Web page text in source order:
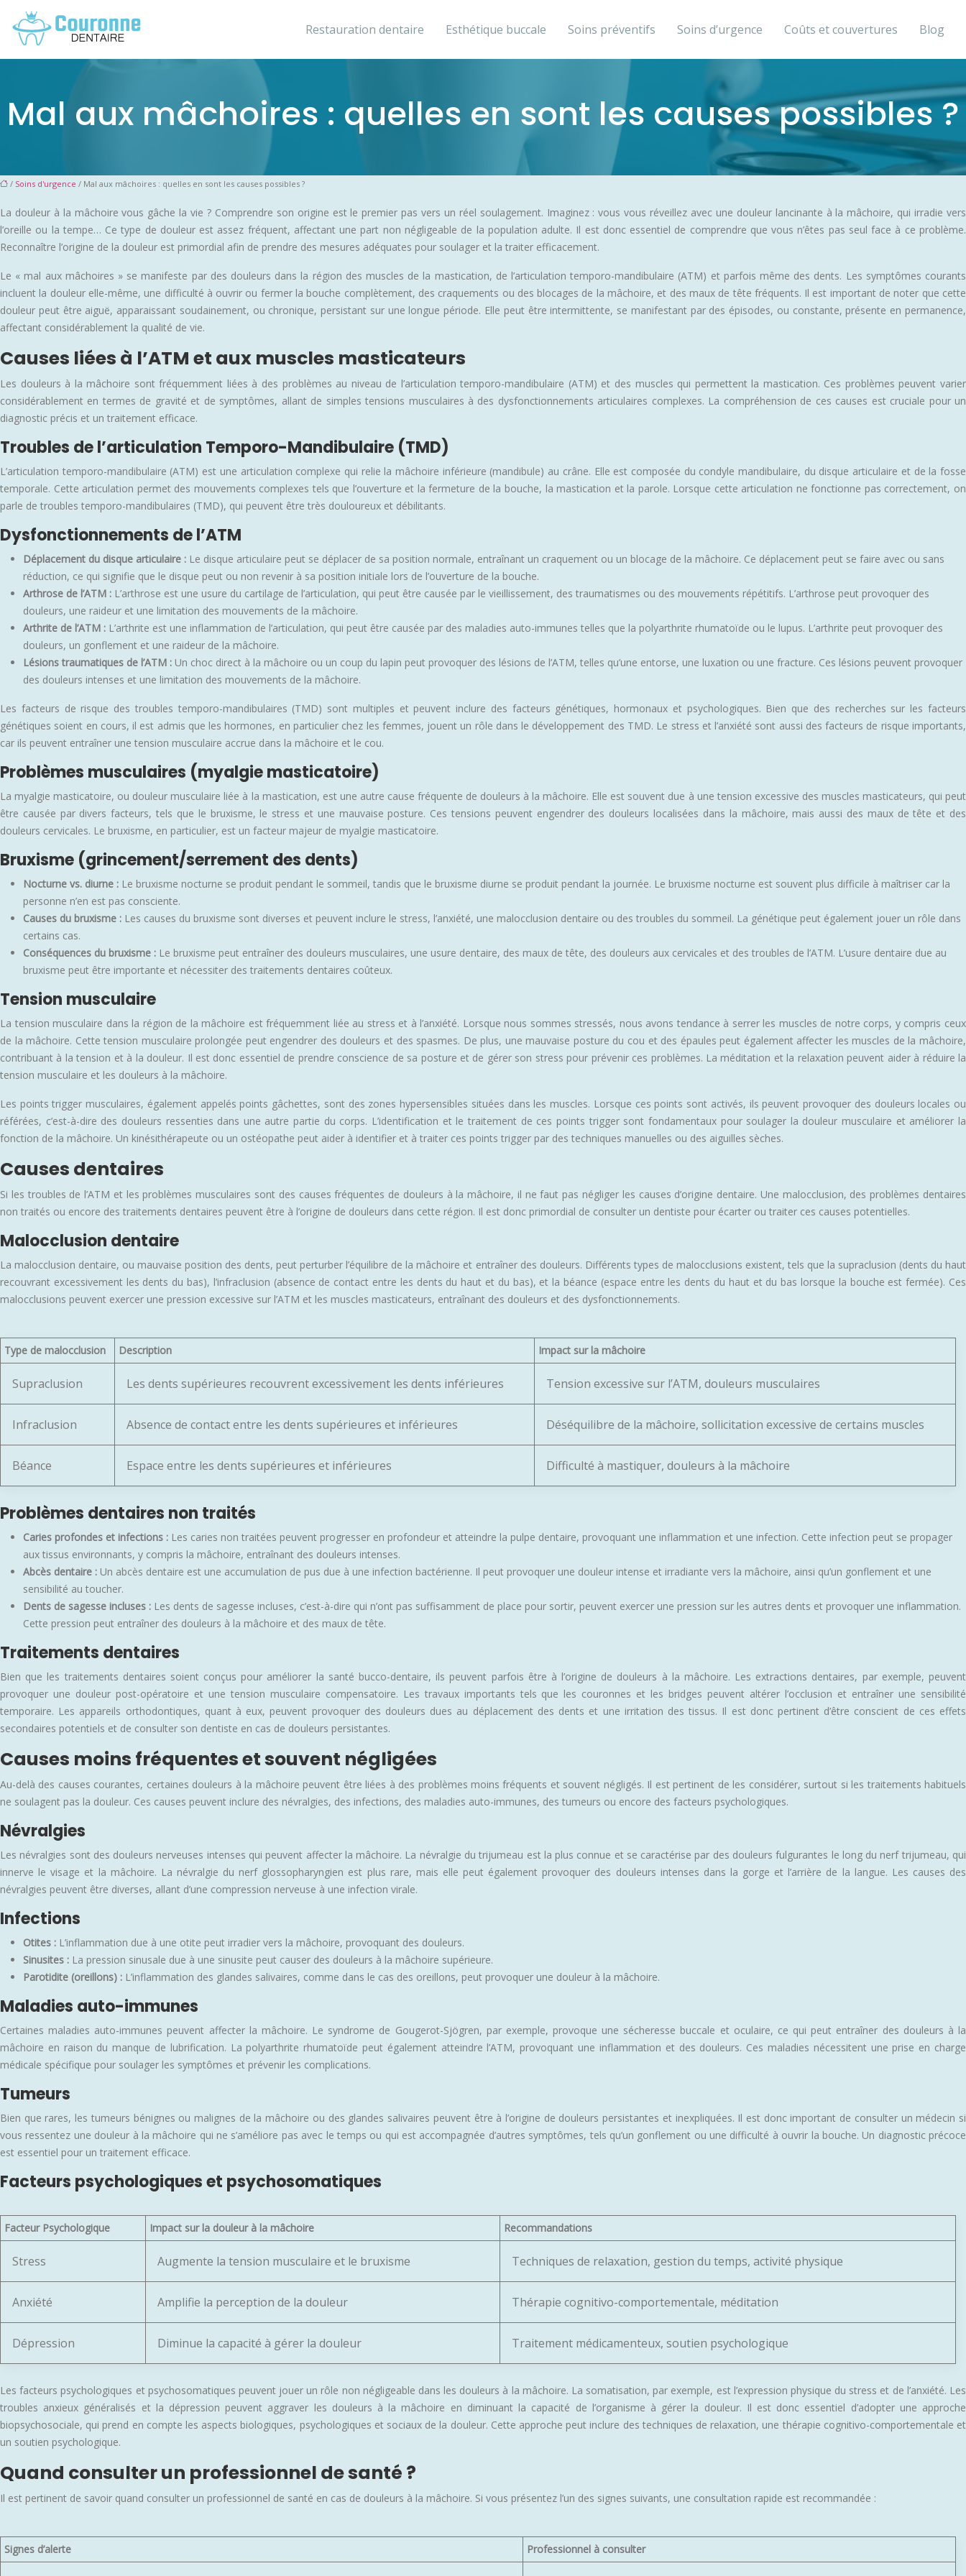
Restauration dentaire Esthétique buccale Soins préventifs Soins d’urgence Coûts et couvertures Blog
Mal aux mâchoires : quelles en sont les causes possibles ?
/ Soins d'urgence / Mal aux mâchoires : quelles en sont les causes possibles ?
La douleur à la mâchoire vous gâche la vie ? Comprendre son origine est le premier pas vers un réel soulagement. Imaginez : vous vous réveillez avec une douleur lancinante à la mâchoire, qui irradie vers
l’oreille ou la tempe… Ce type de douleur est assez fréquent, affectant une part non négligeable de la population adulte. Il est donc essentiel de comprendre que vous n’êtes pas seul face à ce problème.
Reconnaître l’origine de la douleur est primordial afin de prendre des mesures adéquates pour soulager et la traiter efficacement.
Le « mal aux mâchoires » se manifeste par des douleurs dans la région des muscles de la mastication, de l’articulation temporo-mandibulaire (ATM) et parfois même des dents. Les symptômes courants
incluent la douleur elle-même, une difficulté à ouvrir ou fermer la bouche complètement, des craquements ou des blocages de la mâchoire, et des maux de tête fréquents. Il est important de noter que cette
douleur peut être aiguë, apparaissant soudainement, ou chronique, persistant sur une longue période. Elle peut être intermittente, se manifestant par des épisodes, ou constante, présente en permanence,
affectant considérablement la qualité de vie.
Causes liées à l’ATM et aux muscles masticateurs
Les douleurs à la mâchoire sont fréquemment liées à des problèmes au niveau de l’articulation temporo-mandibulaire (ATM) et des muscles qui permettent la mastication. Ces problèmes peuvent varier
considérablement en termes de gravité et de symptômes, allant de simples tensions musculaires à des dysfonctionnements articulaires complexes. La compréhension de ces causes est cruciale pour un
diagnostic précis et un traitement efficace.
Troubles de l’articulation Temporo-Mandibulaire (TMD)
L’articulation temporo-mandibulaire (ATM) est une articulation complexe qui relie la mâchoire inférieure (mandibule) au crâne. Elle est composée du condyle mandibulaire, du disque articulaire et de la fosse
temporale. Cette articulation permet des mouvements complexes tels que l’ouverture et la fermeture de la bouche, la mastication et la parole. Lorsque cette articulation ne fonctionne pas correctement, on
parle de troubles temporo-mandibulaires (TMD), qui peuvent être très douloureux et débilitants.
Dysfonctionnements de l’ATM
Déplacement du disque articulaire : Le disque articulaire peut se déplacer de sa position normale, entraînant un craquement ou un blocage de la mâchoire. Ce déplacement peut se faire avec ou sans
réduction, ce qui signifie que le disque peut ou non revenir à sa position initiale lors de l’ouverture de la bouche.
Arthrose de l’ATM : L’arthrose est une usure du cartilage de l’articulation, qui peut être causée par le vieillissement, des traumatismes ou des mouvements répétitifs. L’arthrose peut provoquer des
douleurs, une raideur et une limitation des mouvements de la mâchoire.
Arthrite de l’ATM : L’arthrite est une inflammation de l’articulation, qui peut être causée par des maladies auto-immunes telles que la polyarthrite rhumatoïde ou le lupus. L’arthrite peut provoquer des
douleurs, un gonflement et une raideur de la mâchoire.
Lésions traumatiques de l’ATM : Un choc direct à la mâchoire ou un coup du lapin peut provoquer des lésions de l’ATM, telles qu’une entorse, une luxation ou une fracture. Ces lésions peuvent provoquer
des douleurs intenses et une limitation des mouvements de la mâchoire.
Les facteurs de risque des troubles temporo-mandibulaires (TMD) sont multiples et peuvent inclure des facteurs génétiques, hormonaux et psychologiques. Bien que des recherches sur les facteurs
génétiques soient en cours, il est admis que les hormones, en particulier chez les femmes, jouent un rôle dans le développement des TMD. Le stress et l’anxiété sont aussi des facteurs de risque importants,
car ils peuvent entraîner une tension musculaire accrue dans la mâchoire et le cou.
Problèmes musculaires (myalgie masticatoire)
La myalgie masticatoire, ou douleur musculaire liée à la mastication, est une autre cause fréquente de douleurs à la mâchoire. Elle est souvent due à une tension excessive des muscles masticateurs, qui peut
être causée par divers facteurs, tels que le bruxisme, le stress et une mauvaise posture. Ces tensions peuvent engendrer des douleurs localisées dans la mâchoire, mais aussi des maux de tête et des
douleurs cervicales. Le bruxisme, en particulier, est un facteur majeur de myalgie masticatoire.
Bruxisme (grincement/serrement des dents)
Nocturne vs. diurne : Le bruxisme nocturne se produit pendant le sommeil, tandis que le bruxisme diurne se produit pendant la journée. Le bruxisme nocturne est souvent plus difficile à maîtriser car la
personne n’en est pas consciente.
Causes du bruxisme : Les causes du bruxisme sont diverses et peuvent inclure le stress, l’anxiété, une malocclusion dentaire ou des troubles du sommeil. La génétique peut également jouer un rôle dans
certains cas.
Conséquences du bruxisme : Le bruxisme peut entraîner des douleurs musculaires, une usure dentaire, des maux de tête, des douleurs aux cervicales et des troubles de l’ATM. L’usure dentaire due au
bruxisme peut être importante et nécessiter des traitements dentaires coûteux.
Tension musculaire
La tension musculaire dans la région de la mâchoire est fréquemment liée au stress et à l’anxiété. Lorsque nous sommes stressés, nous avons tendance à serrer les muscles de notre corps, y compris ceux
de la mâchoire. Cette tension musculaire prolongée peut engendrer des douleurs et des spasmes. De plus, une mauvaise posture du cou et des épaules peut également affecter les muscles de la mâchoire,
contribuant à la tension et à la douleur. Il est donc essentiel de prendre conscience de sa posture et de gérer son stress pour prévenir ces problèmes. La méditation et la relaxation peuvent aider à réduire la
tension musculaire et les douleurs à la mâchoire.
Les points trigger musculaires, également appelés points gâchettes, sont des zones hypersensibles situées dans les muscles. Lorsque ces points sont activés, ils peuvent provoquer des douleurs locales ou
référées, c’est-à-dire des douleurs ressenties dans une autre partie du corps. L’identification et le traitement de ces points trigger sont fondamentaux pour soulager la douleur musculaire et améliorer la
fonction de la mâchoire. Un kinésithérapeute ou un ostéopathe peut aider à identifier et à traiter ces points trigger par des techniques manuelles ou des aiguilles sèches.
Causes dentaires
Si les troubles de l’ATM et les problèmes musculaires sont des causes fréquentes de douleurs à la mâchoire, il ne faut pas négliger les causes d’origine dentaire. Une malocclusion, des problèmes dentaires
non traités ou encore des traitements dentaires peuvent être à l’origine de douleurs dans cette région. Il est donc primordial de consulter un dentiste pour écarter ou traiter ces causes potentielles.
Malocclusion dentaire
La malocclusion dentaire, ou mauvaise position des dents, peut perturber l’équilibre de la mâchoire et entraîner des douleurs. Différents types de malocclusions existent, tels que la supraclusion (dents du haut
recouvrant excessivement les dents du bas), l’infraclusion (absence de contact entre les dents du haut et du bas), et la béance (espace entre les dents du haut et du bas lorsque la bouche est fermée). Ces
malocclusions peuvent exercer une pression excessive sur l’ATM et les muscles masticateurs, entraînant des douleurs et des dysfonctionnements.
Type de malocclusion Description Impact sur la mâchoire
Supraclusion Les dents supérieures recouvrent excessivement les dents inférieures Tension excessive sur l’ATM, douleurs musculaires
Infraclusion Absence de contact entre les dents supérieures et inférieures Déséquilibre de la mâchoire, sollicitation excessive de certains muscles
Béance Espace entre les dents supérieures et inférieures Difficulté à mastiquer, douleurs à la mâchoire
Problèmes dentaires non traités
Caries profondes et infections : Les caries non traitées peuvent progresser en profondeur et atteindre la pulpe dentaire, provoquant une inflammation et une infection. Cette infection peut se propager
aux tissus environnants, y compris la mâchoire, entraînant des douleurs intenses.
Abcès dentaire : Un abcès dentaire est une accumulation de pus due à une infection bactérienne. Il peut provoquer une douleur intense et irradiante vers la mâchoire, ainsi qu’un gonflement et une
sensibilité au toucher.
Dents de sagesse incluses : Les dents de sagesse incluses, c’est-à-dire qui n’ont pas suffisamment de place pour sortir, peuvent exercer une pression sur les autres dents et provoquer une inflammation.
Cette pression peut entraîner des douleurs à la mâchoire et des maux de tête.
Traitements dentaires
Bien que les traitements dentaires soient conçus pour améliorer la santé bucco-dentaire, ils peuvent parfois être à l’origine de douleurs à la mâchoire. Les extractions dentaires, par exemple, peuvent
provoquer une douleur post-opératoire et une tension musculaire compensatoire. Les travaux importants tels que les couronnes et les bridges peuvent altérer l’occlusion et entraîner une sensibilité
temporaire. Les appareils orthodontiques, quant à eux, peuvent provoquer des douleurs dues au déplacement des dents et une irritation des tissus. Il est donc pertinent d’être conscient de ces effets
secondaires potentiels et de consulter son dentiste en cas de douleurs persistantes.
Causes moins fréquentes et souvent négligées
Au-delà des causes courantes, certaines douleurs à la mâchoire peuvent être liées à des problèmes moins fréquents et souvent négligés. Il est pertinent de les considérer, surtout si les traitements habituels
ne soulagent pas la douleur. Ces causes peuvent inclure des névralgies, des infections, des maladies auto-immunes, des tumeurs ou encore des facteurs psychologiques.
Névralgies
Les névralgies sont des douleurs nerveuses intenses qui peuvent affecter la mâchoire. La névralgie du trijumeau est la plus connue et se caractérise par des douleurs fulgurantes le long du nerf trijumeau, qui
innerve le visage et la mâchoire. La névralgie du nerf glossopharyngien est plus rare, mais elle peut également provoquer des douleurs intenses dans la gorge et l’arrière de la langue. Les causes des
névralgies peuvent être diverses, allant d’une compression nerveuse à une infection virale.
Infections
Otites : L’inflammation due à une otite peut irradier vers la mâchoire, provoquant des douleurs.
Sinusites : La pression sinusale due à une sinusite peut causer des douleurs à la mâchoire supérieure.
Parotidite (oreillons) : L’inflammation des glandes salivaires, comme dans le cas des oreillons, peut provoquer une douleur à la mâchoire.
Maladies auto-immunes
Certaines maladies auto-immunes peuvent affecter la mâchoire. Le syndrome de Gougerot-Sjögren, par exemple, provoque une sécheresse buccale et oculaire, ce qui peut entraîner des douleurs à la
mâchoire en raison du manque de lubrification. La polyarthrite rhumatoïde peut également atteindre l’ATM, provoquant une inflammation et des douleurs. Ces maladies nécessitent une prise en charge
médicale spécifique pour soulager les symptômes et prévenir les complications.
Tumeurs
Bien que rares, les tumeurs bénignes ou malignes de la mâchoire ou des glandes salivaires peuvent être à l’origine de douleurs persistantes et inexpliquées. Il est donc important de consulter un médecin si
vous ressentez une douleur à la mâchoire qui ne s’améliore pas avec le temps ou qui est accompagnée d’autres symptômes, tels qu’un gonflement ou une difficulté à ouvrir la bouche. Un diagnostic précoce
est essentiel pour un traitement efficace.
Facteurs psychologiques et psychosomatiques
Facteur Psychologique Impact sur la douleur à la mâchoire Recommandations
Stress Augmente la tension musculaire et le bruxisme Techniques de relaxation, gestion du temps, activité physique
Anxiété Amplifie la perception de la douleur Thérapie cognitivo-comportementale, méditation
Dépression Diminue la capacité à gérer la douleur Traitement médicamenteux, soutien psychologique
Les facteurs psychologiques et psychosomatiques peuvent jouer un rôle non négligeable dans les douleurs à la mâchoire. La somatisation, par exemple, est l’expression physique du stress et de l’anxiété. Les
troubles anxieux généralisés et la dépression peuvent aggraver les douleurs à la mâchoire en diminuant la capacité de l’organisme à gérer la douleur. Il est donc essentiel d’adopter une approche
biopsychosociale, qui prend en compte les aspects biologiques, psychologiques et sociaux de la douleur. Cette approche peut inclure des techniques de relaxation, une thérapie cognitivo-comportementale et
un soutien psychologique.
Quand consulter un professionnel de santé ?
Il est pertinent de savoir quand consulter un professionnel de santé en cas de douleurs à la mâchoire. Si vous présentez l’un des signes suivants, une consultation rapide est recommandée :
Signes d’alerte Professionnel à consulter